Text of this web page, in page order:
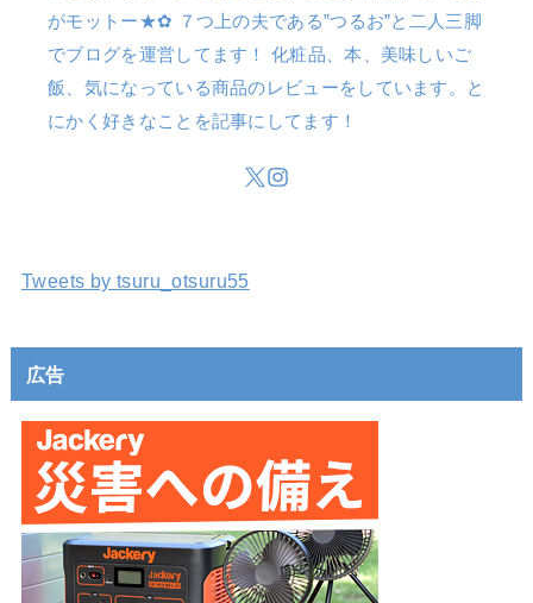
がモットー★✿ ７つ上の夫である”つるお”と二人三脚
でブログを運営してます！ 化粧品、本、美味しいご
飯、気になっている商品のレビューをしています。と
にかく好きなことを記事にしてます！
Tweets by tsuru_otsuru55
広告